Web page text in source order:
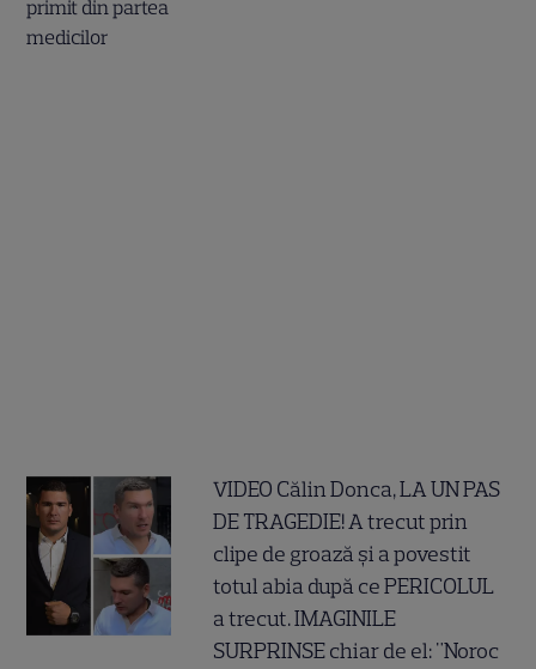
VIDEO Călin Donca, LA UN PAS
DE TRAGEDIE! A trecut prin
clipe de groază și a povestit
totul abia după ce PERICOLUL
a trecut. IMAGINILE
SURPRINSE chiar de el: "Noroc